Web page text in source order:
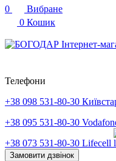
0
Вибране
0 Кошик
Телефони
+38 098 531-80-30
+38 095 531-80-30
+38 073 531-80-30 Lifecell
Замовити дзвінок